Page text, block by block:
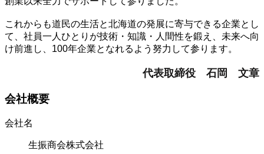
これからも道民の生活と北海道の発展に寄与できる企業とし
て、社員一人ひとりが技術・知識・人間性を鍛え、未来へ向
け前進し、100年企業となれるよう努力して参ります。
代表取締役 石岡 文章
会社概要
会社名
生振商会株式会社